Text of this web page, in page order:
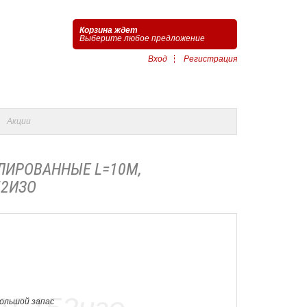
Корзина ждет
Выберите любое предложение
Вход Регистрация
Акции
L=10М,
запас